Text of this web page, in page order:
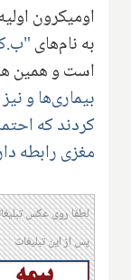
اومیکرون
به نام‌های
است و همین
بیماری‌ها و
کردند که
مغزی رابطه
لطفا روی عکس
پس از این تبلیغات